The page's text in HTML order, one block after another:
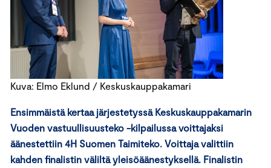
Kuva: Elmo Eklund / Keskuskauppakamari
Ensimmäistä kertaa järjestetyssä Keskuskauppakamarin
Vuoden vastuullisuusteko -kilpailussa voittajaksi
äänestettiin 4H Suomen Taimiteko. Voittaja valittiin
kahden finalistin väliltä yleisöäänestyksellä. Finalistin